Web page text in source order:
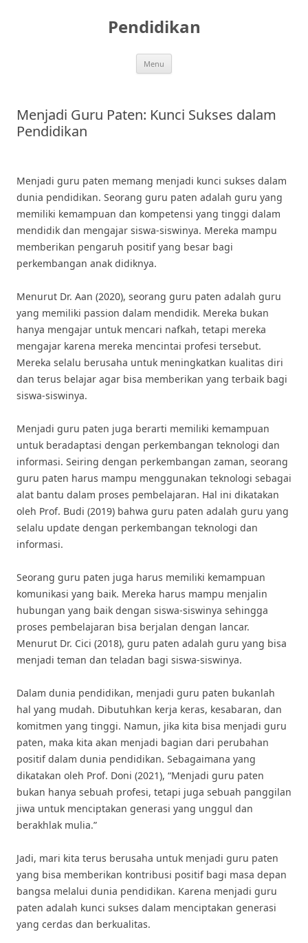
Pendidikan
Menu
Menjadi Guru Paten: Kunci Sukses dalam
Pendidikan
Menjadi guru paten memang menjadi kunci sukses dalam
dunia pendidikan. Seorang guru paten adalah guru yang
memiliki kemampuan dan kompetensi yang tinggi dalam
mendidik dan mengajar siswa-siswinya. Mereka mampu
memberikan pengaruh positif yang besar bagi
perkembangan anak didiknya.
Menurut Dr. Aan (2020), seorang guru paten adalah guru
yang memiliki passion dalam mendidik. Mereka bukan
hanya mengajar untuk mencari nafkah, tetapi mereka
mengajar karena mereka mencintai profesi tersebut.
Mereka selalu berusaha untuk meningkatkan kualitas diri
dan terus belajar agar bisa memberikan yang terbaik bagi
siswa-siswinya.
Menjadi guru paten juga berarti memiliki kemampuan
untuk beradaptasi dengan perkembangan teknologi dan
informasi. Seiring dengan perkembangan zaman, seorang
guru paten harus mampu menggunakan teknologi sebagai
alat bantu dalam proses pembelajaran. Hal ini dikatakan
oleh Prof. Budi (2019) bahwa guru paten adalah guru yang
selalu update dengan perkembangan teknologi dan
informasi.
Seorang guru paten juga harus memiliki kemampuan
komunikasi yang baik. Mereka harus mampu menjalin
hubungan yang baik dengan siswa-siswinya sehingga
proses pembelajaran bisa berjalan dengan lancar.
Menurut Dr. Cici (2018), guru paten adalah guru yang bisa
menjadi teman dan teladan bagi siswa-siswinya.
Dalam dunia pendidikan, menjadi guru paten bukanlah
hal yang mudah. Dibutuhkan kerja keras, kesabaran, dan
komitmen yang tinggi. Namun, jika kita bisa menjadi guru
paten, maka kita akan menjadi bagian dari perubahan
positif dalam dunia pendidikan. Sebagaimana yang
dikatakan oleh Prof. Doni (2021), “Menjadi guru paten
bukan hanya sebuah profesi, tetapi juga sebuah panggilan
jiwa untuk menciptakan generasi yang unggul dan
berakhlak mulia.”
Jadi, mari kita terus berusaha untuk menjadi guru paten
yang bisa memberikan kontribusi positif bagi masa depan
bangsa melalui dunia pendidikan. Karena menjadi guru
paten adalah kunci sukses dalam menciptakan generasi
yang cerdas dan berkualitas.